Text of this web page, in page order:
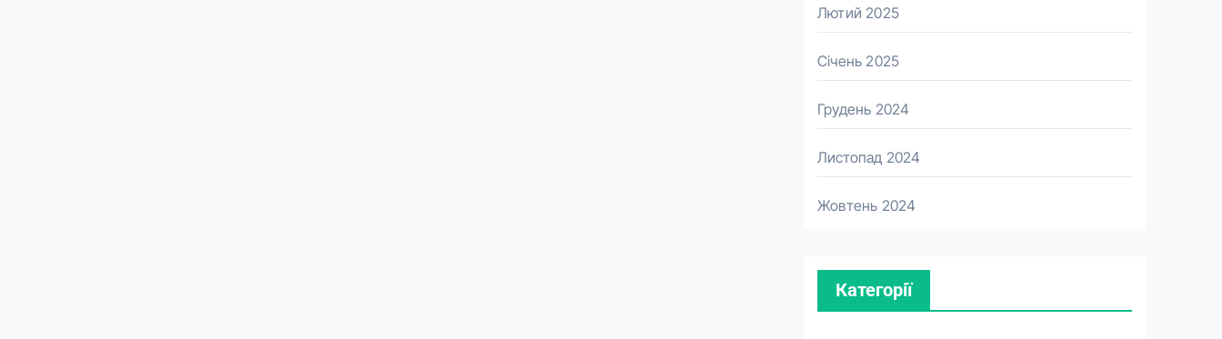
Лютий 2025
Січень 2025
Грудень 2024
Листопад 2024
Жовтень 2024
Категорії